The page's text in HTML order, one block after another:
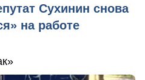
Сухинин снова
на работе